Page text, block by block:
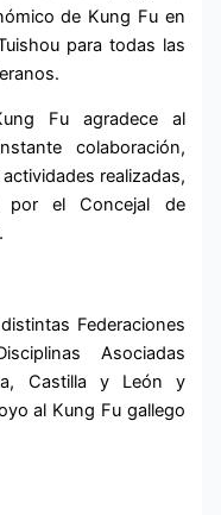
de Kung Fu en
para todas las
Fu agradece al
colaboración,
realizadas,
por el Concejal de
Federaciones
Asociadas
Castilla y León y
al Kung Fu gallego